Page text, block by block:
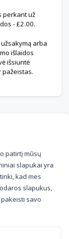
perkant už
- £2.00.
arba
išlaidos
išsiuntė
patirtį mūsų
slapukai yra
kad mes
slapukus,
savo